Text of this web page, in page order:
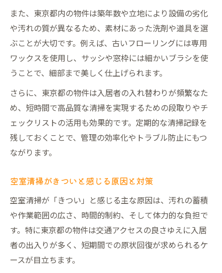
また、東京都内の物件は築年数や立地により設備の劣化
や汚れの質が異なるため、素材にあった洗剤や道具を選
ぶことが大切です。例えば、古いフローリングには専用
ワックスを使用し、サッシや窓枠には細かいブラシを使
うことで、細部まで美しく仕上げられます。
さらに、東京都の物件は入居者の入れ替わりが頻繁なた
め、短時間で高品質な清掃を実現するための段取りやチ
ェックリストの活用も効果的です。定期的な清掃記録を
残しておくことで、管理の効率化やトラブル防止にもつ
ながります。
空室清掃がきついと感じる原因と対策
空室清掃が「きつい」と感じる主な原因は、汚れの蓄積
や作業範囲の広さ、時間的制約、そして体力的な負担で
す。特に東京都の物件は交通アクセスの良さゆえに入居
者の出入りが多く、短期間での原状回復が求められるケ
ースが目立ちます。